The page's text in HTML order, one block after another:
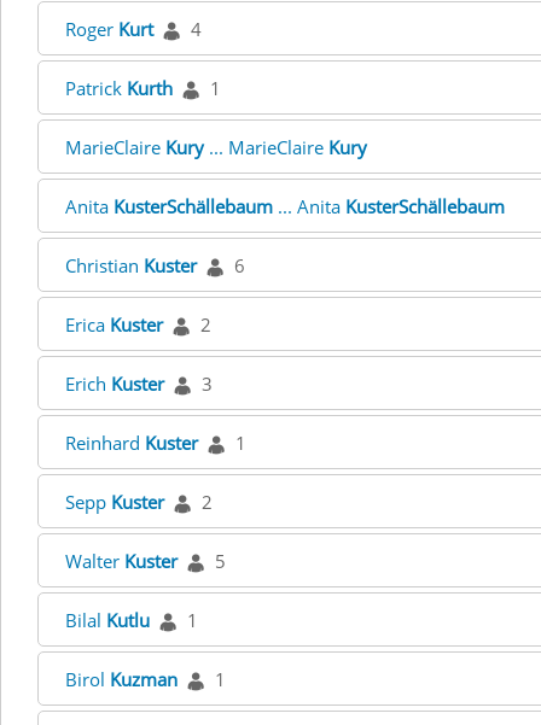
Roger Kurt 4
Patrick Kurth 1
MarieClaire Kury... MarieClaire Kury
Anita KusterSchällebaum ... Anita KusterSchällebaum
Christian Kuster 6
Erica Kuster 2
Erich Kuster 3
Reinhard Kuster 1
Sepp Kuster 2
Walter Kuster 5
Bilal Kutlu 1
Birol Kuzman 1